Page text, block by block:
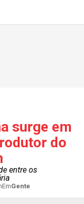
surge em
do
entre os
EmGente